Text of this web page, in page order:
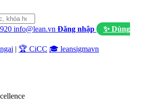
info@lean.vn Đăng nhập
✨ Dùng
| 🏆 CiCC 🎓 leansigmavn